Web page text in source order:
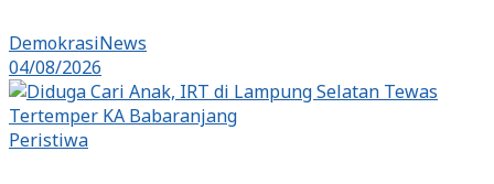
DemokrasiNews
04/08/2026
Peristiwa